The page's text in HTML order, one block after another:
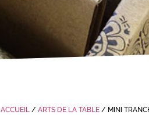
ACCUEIL/ ARTS DE LA TABLE/ MINI